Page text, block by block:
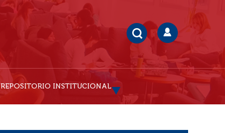
REPOSITORIO INSTITUCIONAL